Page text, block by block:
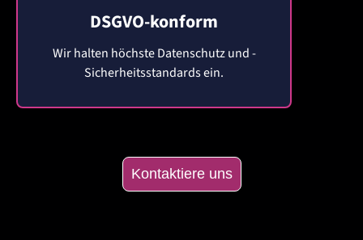
DSGVO-konform
Wir halten höchste Datenschutz und -
Sicherheitsstandards ein.
Kontaktiere uns